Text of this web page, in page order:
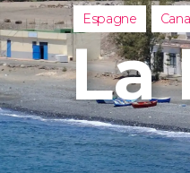
Espagne
La